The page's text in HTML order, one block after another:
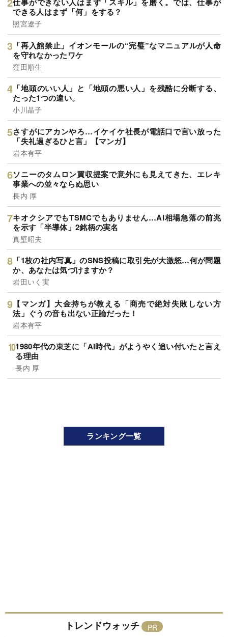
仕事ができない人はまず「スキル」を磨く。では、仕事が
できる人はまず「何」をする？
照宮遼子
「再入館禁止」イオンモールの“完璧”なマニュアルが人命
を守れなかったワケ
窪田順生
「地頭のいい人」と「地頭の悪い人」を残酷に分断する、
たった1つの違い。
小川晶子
さすがにアカンやろ…イケイケ社長が電話口で言い放った
「失礼過ぎるひと言」【マンガ】
岩本有平
ソニーのタムロン買収提案で意外にも見えてきた、エレキ
事業への並々ならぬ思い
長内 厚
キオクシアでもTSMCでもありません…AI相場急落の前兆
を示す「半導体」2銘柄の実名
真壁昭夫
「1枚の社内写真」のSNS投稿に取引先が大激怒…何が問題
か、あなたは気づけますか？
岩田いく実
【マンガ】大金持ちが教える「商売で絶対失敗しない方
法」ぐうの音も出ない正論だった！
岩本有平
1980年代の東芝に「AI時代」がようやく追い付いたと言え
る理由
長内 厚
ランキング一覧
トレンドウォッチ